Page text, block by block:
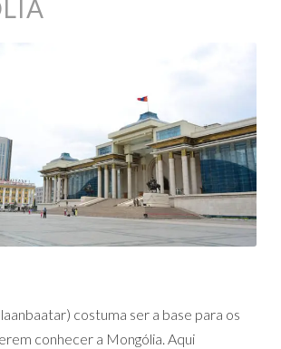
costuma ser a base para os
conhecer a Mongólia. Aqui